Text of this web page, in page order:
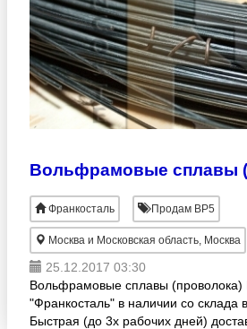
Франкосталь Продам ВР5
Москва и Московская область, Москва
25.12.2017 03:30
Вольфрамовые сплавы
"Франкосталь" в наличии со склада
Быстрая (до 3х рабочих дней)